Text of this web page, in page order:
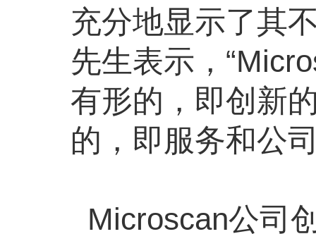
充分地显示了其
先生表示，
有形的，即创新
的，即服务和公
Microscan公司